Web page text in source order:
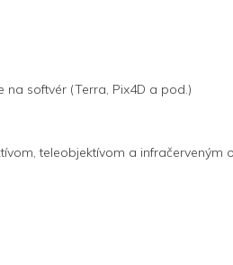
softvér (Terra, Pix4D a pod.)
teleobjektívom a